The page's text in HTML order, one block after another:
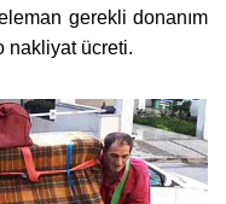
gerekli donanım
nakliyat ücreti.